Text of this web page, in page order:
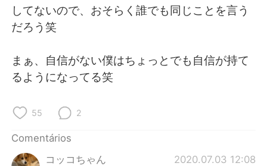
English
繁體中文 Español
한국어
してないので、おそらく誰でも同じことを言う
だろう笑
まぁ、自信がない僕はちょっとでも自信が持て
るようになってる笑
55 2
Comentários
コッコちゃん
2020.07.03 12:08